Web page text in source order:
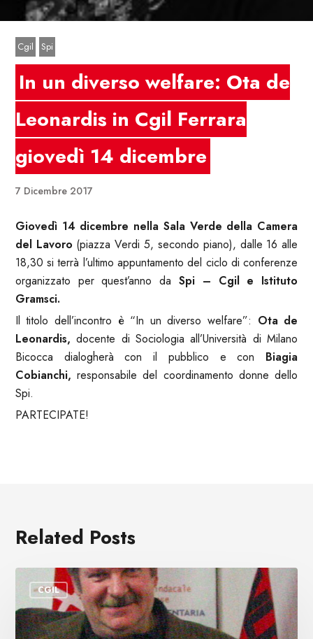
Cgil Spi
In un diverso welfare: Ota de
Leonardis in Cgil Ferrara
giovedì 14 dicembre
7 Dicembre 2017
Giovedì 14 dicembre nella Sala Verde della Camera
del Lavoro (piazza Verdi 5, secondo piano), dalle 16 alle
18,30 si terrà l’ultimo appuntamento del ciclo di conferenze
organizzato per quest’anno da Spi – Cgil e Istituto
Gramsci.
Il titolo dell’incontro è “In un diverso welfare”: Ota de
Leonardis, docente di Sociologia all’Università di Milano
Bicocca dialogherà con il pubblico e con Biagia
Cobianchi,responsabile del coordinamento donne dello
Spi.
PARTECIPATE!
Related Posts
CGIL
E’
scomparso
Andrea
Mantovani,